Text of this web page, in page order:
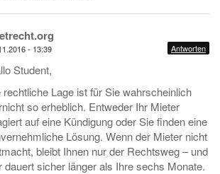
- 13:39 Antworten
Student,
rechtliche Lage ist für Sie wahrscheinlich
so erheblich. Entweder Ihr Mieter
auf eine Kündigung oder Sie finden eine
Lösung. Wenn der Mieter nicht
bleibt Ihnen nur der Rechtsweg – und
dauert sicher länger als Ihre sechs Monate.